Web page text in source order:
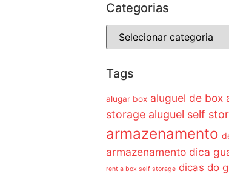
Categorias
Tags
alugar box aluguel de box
storage aluguel self
armazenamento
armazenamento dica
rent a box self storage dicas do